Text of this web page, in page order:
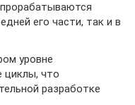
его части, так и в
уровне
циклы, что
разработке